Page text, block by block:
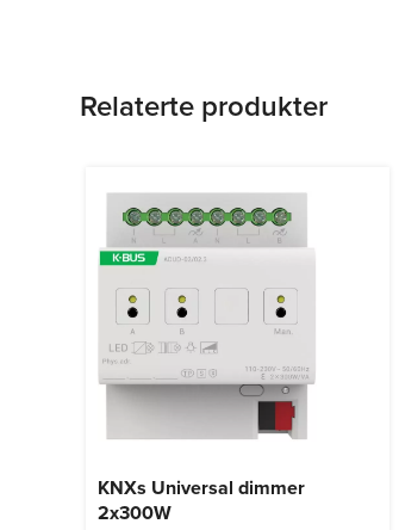
Relaterte produkter
KNXs Universal dimmer
2x300W